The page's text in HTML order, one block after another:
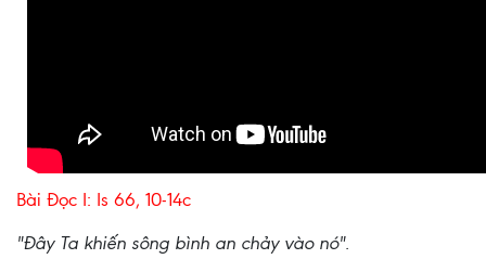
Bài Ðọc I: Is 66, 10-14c
"Ðây Ta khiến sông bình an chảy vào nó".